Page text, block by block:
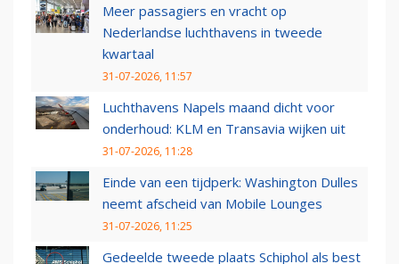
Meer passagiers en vracht op
Nederlandse luchthavens in tweede
kwartaal
31-07-2026, 11:57
Luchthavens Napels maand dicht voor
onderhoud: KLM en Transavia wijken uit
31-07-2026, 11:28
Einde van een tijdperk: Washington Dulles
neemt afscheid van Mobile Lounges
31-07-2026, 11:25
Gedeelde tweede plaats Schiphol als best